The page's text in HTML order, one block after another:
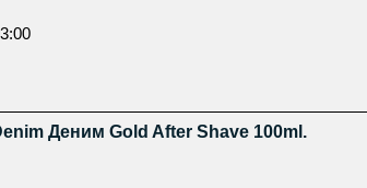
Деним Gold After Shave 100ml.